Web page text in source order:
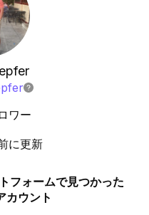
ワー
に更新
フォームで見つかった
カウント